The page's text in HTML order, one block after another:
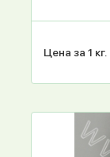
Цена за 1 кг.